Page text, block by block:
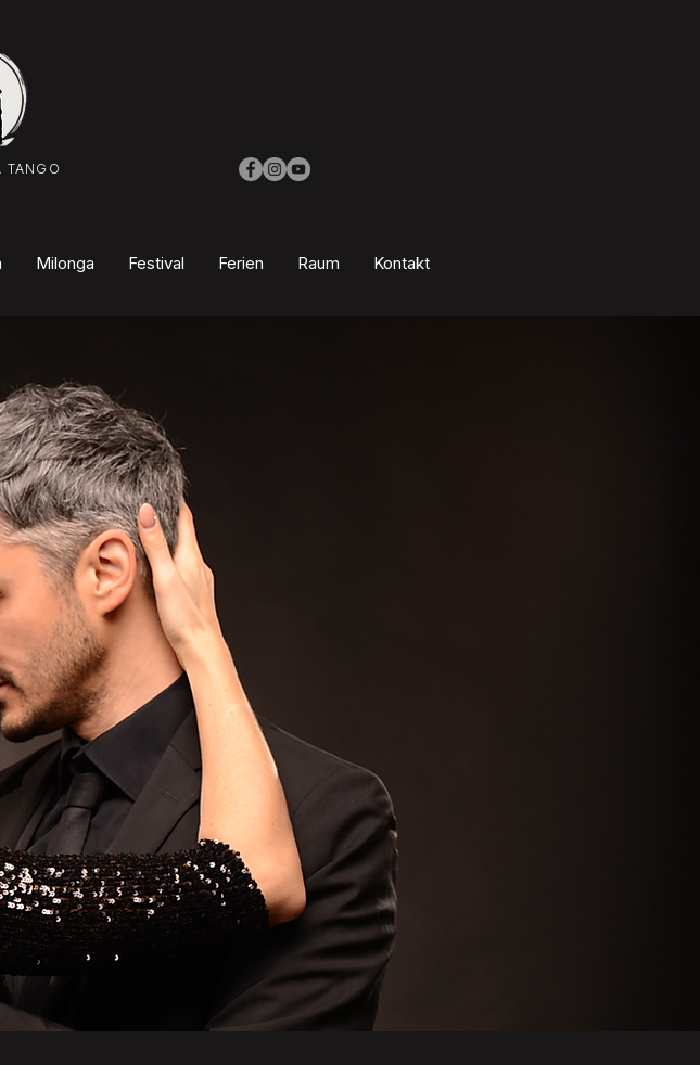
TANGO
Milonga Festival Ferien Raum Kontakt